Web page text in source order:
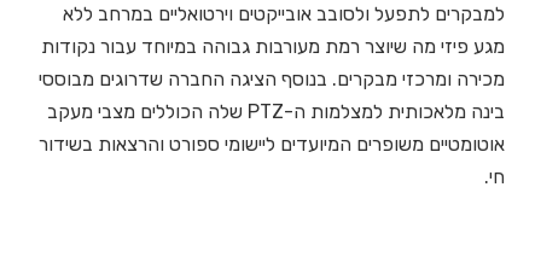
למבקרים לתפעל ולסובב אובייקטים וירטואליים במרחב ללא
מגע פיזי מה שיוצר רמת מעורבות גבוהה במיוחד עבור נקודות
מכירה ומרכזי מבקרים. בנוסף הציגה החברה שדרוגים מבוססי
בינה מלאכותית למצלמות ה-PTZ שלה הכוללים מצבי מעקב
אוטומטיים משופרים המיועדים ליישומי ספורט והרצאות בשידור
חי.